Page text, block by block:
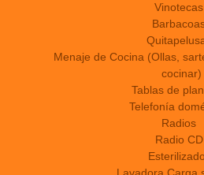
Vinotecas
Menaje de Cocina (Ollas,
cocinar)
Tablas de
Telefonía
Radios
Radio CD